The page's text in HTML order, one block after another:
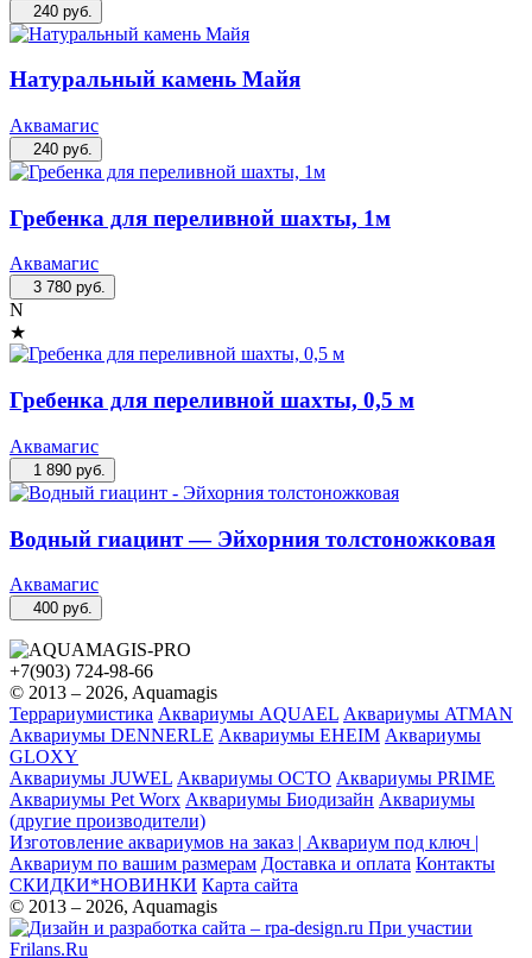
240 руб.
Натуральный камень Майя
Аквамагис
240 руб.
Гребенка для переливной шахты, 1м
Аквамагис
3 780 руб.
N
★
Гребенка для переливной шахты, 0,5 м
Аквамагис
1 890 руб.
Водный гиацинт — Эйхорния толстоножковая
Аквамагис
400 руб.
+7(903) 724-98-66
© 2013 – 2026, Aquamagis
Террариумистика Аквариумы AQUAEL Аквариумы ATMAN
Аквариумы DENNERLE Аквариумы EHEIM Аквариумы
GLOXY
Аквариумы JUWEL Аквариумы OCTO Аквариумы PRIME
Аквариумы Pet Worx Аквариумы Биодизайн Аквариумы
(другие производители)
Изготовление аквариумов на заказ | Аквариум под ключ |
Аквариум по вашим размерам Доставка и оплата Контакты
СКИДКИ*НОВИНКИ Карта сайта
© 2013 – 2026, Aquamagis
При участии
Frilans.Ru